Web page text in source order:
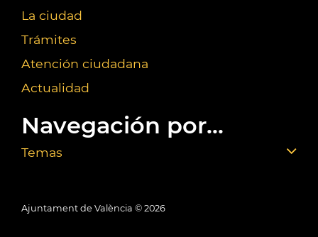
La ciudad
Trámites
Atención ciudadana
Actualidad
Navegación por...
Temas
Ajuntament de València © 2026